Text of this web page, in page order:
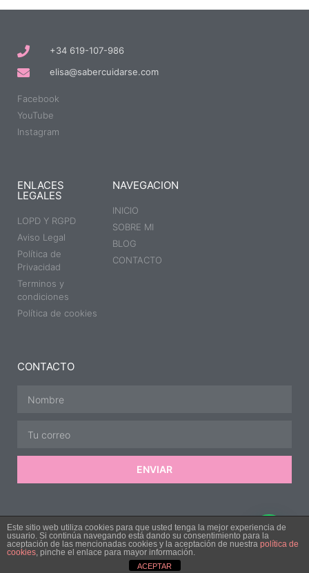
+34 619-107-986
elisa@sabercuidarse.com
Facebook
YouTube
Instagram
ENLACES
LEGALES
LOPD Y RGPD
Aviso Legal
Política de
Privacidad
Terminos y
condiciones
Política de cookies
NAVEGACION
INICIO
SOBRE MI
BLOG
CONTACTO
CONTACTO
ENVIAR
© 2022 Elisa Medina. Todos los derechos reservados.
Este sitio web utiliza cookies para que usted tenga la mejor experiencia de
usuario. Si continúa navegando está dando su consentimiento para la
aceptación de las mencionadas cookies y la aceptación de nuestra política de
cookies, pinche el enlace para mayor información.
ACEPTAR